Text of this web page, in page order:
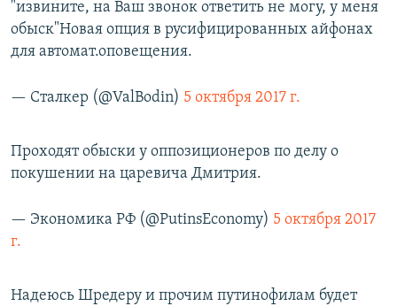
"извините, на Ваш звонок ответить не могу, у меня
обыск"Новая опция в русифицированных айфонах
для автомат.оповещения.
— Сталкер (@ValBodin) 5 октября 2017 г.
Проходят обыски у оппозиционеров по делу о
покушении на царевича Дмитрия.
— Экономика РФ (@PutinsEconomy) 5 октября 2017
г.
Надеюсь Шредеру и прочим путинофилам будет